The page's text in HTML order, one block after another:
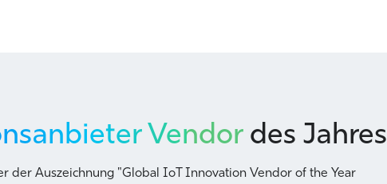
Vendor des Jahres
der Auszeichnung "Global IoT Innovation Vendor of the Year